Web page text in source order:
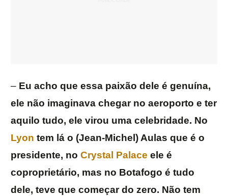
– Eu acho que essa paixão dele é genuína,
ele não imaginava chegar no aeroporto e ter
aquilo tudo, ele virou uma celebridade. No
Lyon tem lá o (Jean-Michel) Aulas que é o
presidente, no Crystal Palace ele é
coproprietário, mas no Botafogo é tudo
dele, teve que começar do zero. Não tem